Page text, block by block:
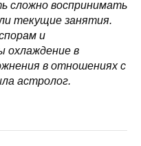
воспринимать
текущие занятия.
и
охлаждение в
в отношениях с
астролог.